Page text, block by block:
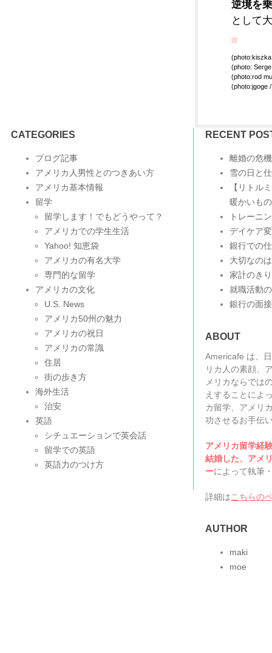
逆境を
として
(photo:
(photo:rod
(photo:jgoge
CATEGORIES
ブログ記事
アメリカ人男性とのつきあい方
アメリカ基本情報
留学
留学します！でもどうやって？
アメリカでの学生生活
Yahoo! 知恵袋
アメリカの有名大学
専門的な留学
アメリカの文化
U.S. News
アメリカ50州の魅力
アメリカの祝日
アメリカの常識
住居
街の歩き方
海外生活
治安
英語
シチュエーションで英会話
留学での英語
英語力のつけ方
RECENT
離婚の危
雪の日と
【リトル
暖かいも
トレーニ
デイケア
銀行での
大切なの
家計のき
就職活動
銀行の面接
ABOUT
Americafe は、
リカ人の素顔、
メリカならでは
えすることによ
カ留学、アメリ
功させるお手伝
アメリカ留学経
結婚した、アメ
ーによって執筆
詳細はこちらの
AUTHOR
maki
moe